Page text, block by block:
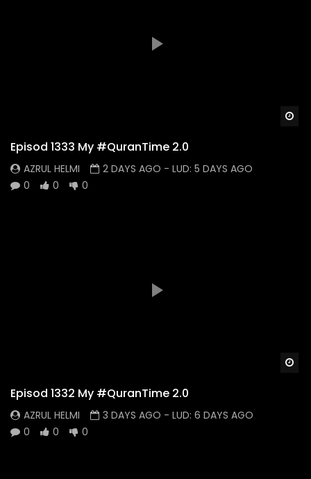
Episod 1333 My #QuranTime 2.0
AZRUL HELMI 2 DAYS AGO - LUD: 5 DAYS AGO
0
0 0
Episod 1332 My #QuranTime 2.0
AZRUL HELMI 3 DAYS AGO - LUD: 6 DAYS AGO
0
0 0